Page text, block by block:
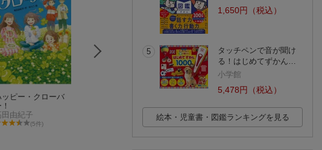
ッピー・クローバ
田由紀子
(5件)
トのふしぎなよる
ムーミン谷のクリス
マス
アレックス・ハリディ
明日の国
1,650円（税込）
5
タッチペンで音が聞け
る！はじめてずかん…
小学館
5,478円（税込）
絵本・児童書・図鑑ランキングを見る